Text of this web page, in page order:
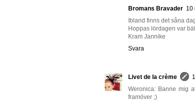
Bromans Bravader 10
Ibland finns det såna
Hoppas lördagen var
Kram Jannike
Svara
Livet de la crème
Weronica: Banne mig
framöver ;)